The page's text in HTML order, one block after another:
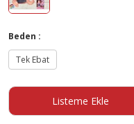
Beden :
Tek Ebat
Listeme Ekle